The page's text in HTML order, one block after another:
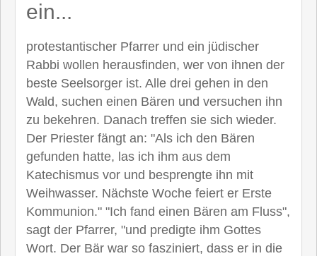
ein...
protestantischer Pfarrer und ein jüdischer
Rabbi wollen herausfinden, wer von ihnen der
beste Seelsorger ist. Alle drei gehen in den
Wald, suchen einen Bären und versuchen ihn
zu bekehren. Danach treffen sie sich wieder.
Der Priester fängt an: "Als ich den Bären
gefunden hatte, las ich ihm aus dem
Katechismus vor und besprengte ihn mit
Weihwasser. Nächste Woche feiert er Erste
Kommunion." "Ich fand einen Bären am Fluss",
sagt der Pfarrer, "und predigte ihm Gottes
Wort. Der Bär war so fasziniert, dass er in die